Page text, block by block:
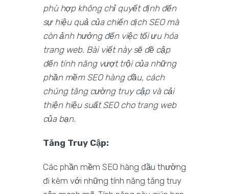
phù hợp không chỉ quyết định đến
sự hiệu quả của chiến dịch SEO mà
còn ảnh hưởng đến việc tối ưu hóa
trang web. Bài viết này sẽ đề cập
đến tính năng vượt trội của những
phần mềm SEO hàng đầu, cách
chúng tăng cường truy cập và cải
thiện hiệu suất SEO cho trang web
của bạn.
Tăng Truy Cập:
Các phần mềm SEO hàng đầu thường
đi kèm với những tính năng tăng truy